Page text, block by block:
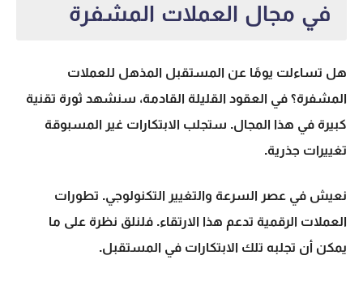
في مجال العملات المشفرة
هل تساءلت يومًا عن المستقبل المذهل للعملات
المشفرة؟ في العقود القليلة القادمة، سنشهد ثورة تقنية
كبيرة في هذا المجال. ستجلب الابتكارات غير المسبوقة
تغييرات جذرية.
نعيش في عصر السرعة والتغيير التكنولوجي. تطورات
العملات الرقمية تدعم هذا الارتقاء. فلنلق نظرة على ما
يمكن أن تجلبه تلك الابتكارات في المستقبل.